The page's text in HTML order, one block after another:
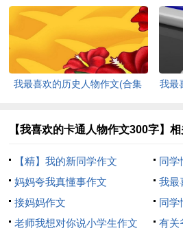
我最喜欢的历史人物作文(合集
我最
【我喜欢的卡通人物作文300字】相
【精】我的新同学作文
同学
妈妈夸我真懂事作文
我最
接妈妈作文
同学
老师我想对你说小学生作文
有关